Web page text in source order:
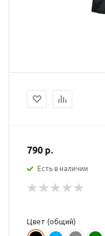
790 р.
Есть в наличии
Цвет (общий)